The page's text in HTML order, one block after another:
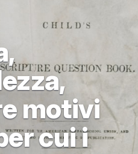
motivi
cui i